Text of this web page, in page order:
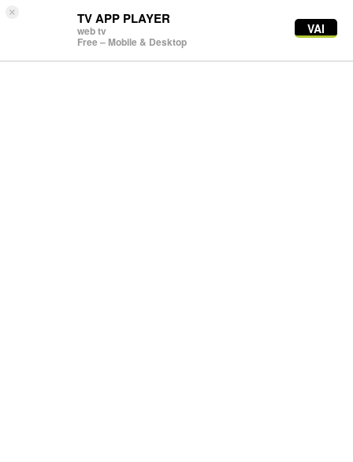
× TV APP PLAYER
web tv
Free – Mobile & Desktop
VAI